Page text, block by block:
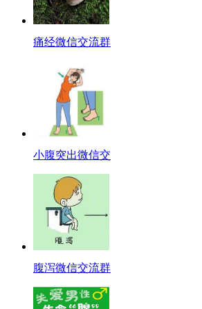
痛经微信交流群
小腹突出微信交
腹泻微信交流群